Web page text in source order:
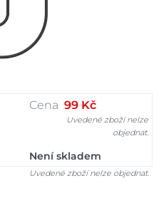
Cena 99 Kč
Uvedené zboží nelze
objednat.
Není skladem
Uvedené zboží nelze objednat.